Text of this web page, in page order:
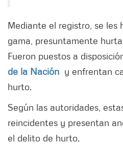
Mediante el registro, se les
gama, presuntamente
Fueron puestos a
de la Nación y enfrentan
hurto.
Según las autoridades,
reincidentes y presentan
el delito de hurto.